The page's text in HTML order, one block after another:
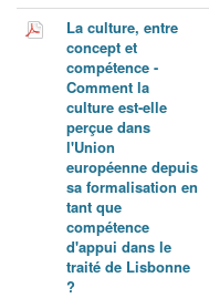
La culture, entre
concept et
compétence -
Comment la
culture est-elle
perçue dans
l'Union
européenne depuis
sa formalisation en
tant que
compétence
d'appui dans le
traité de Lisbonne
?